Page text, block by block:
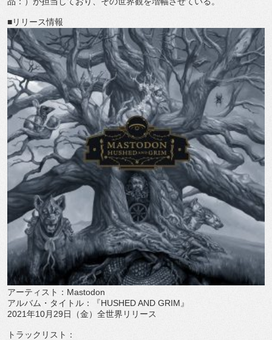
■リリース情報
アーティスト： Mastodon
アルバム・タイトル：『HUSHED AND GRIM 』
2021年10月 29日（金）全世界リリース
トラックリスト：